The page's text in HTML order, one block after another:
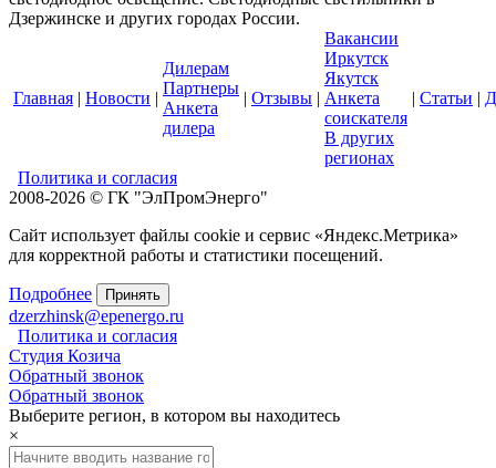
Дзержинске и других городах России.
Главная | Новости |
Дилерам
Партнеры
Анкета
дилера
| Отзывы |
Вакансии
Иркутск
Якутск
Анкета
соискателя
В других
регионах
| Статьи |
Политика и согласия
2008-2026 © ГК "ЭлПромЭнерго"
Сайт использует файлы cookie и сервис «Яндекс.Метрика»
для корректной работы и статистики посещений.
Подробнее Принять
dzerzhinsk@epenergo.ru
Политика и согласия
Студия Козича
Обратный звонок
Обратный звонок
Выберите регион, в котором вы находитесь
×